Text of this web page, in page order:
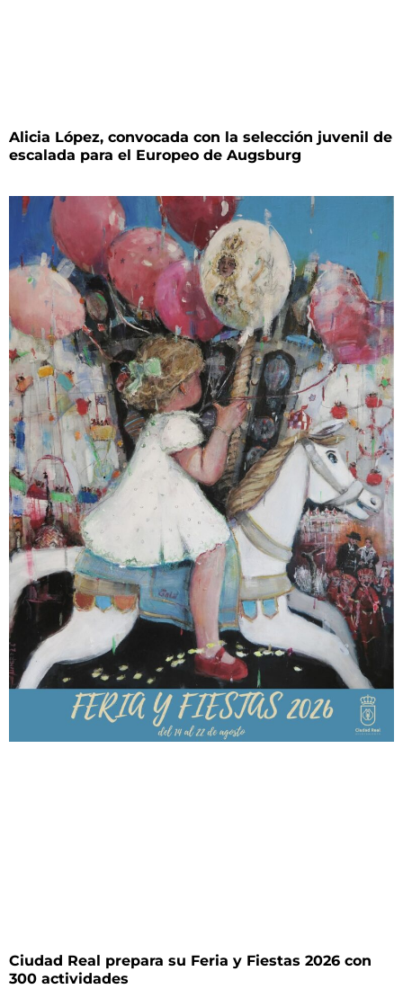
Alicia López, convocada con la selección juvenil de
escalada para el Europeo de Augsburg
Ciudad Real prepara su Feria y Fiestas 2026 con
300 actividades